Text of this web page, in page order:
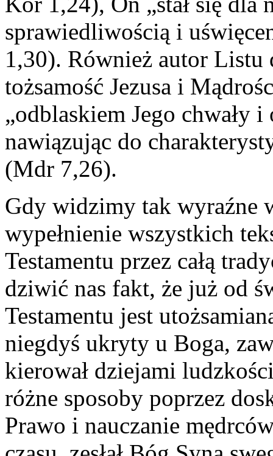
sprawiedliwością i
1,30). Również autor Listu
tożsamość Jezusa i
„odblaskiem Jego chwały
nawiązując do
(Mdr 7,26).
Gdy widzimy tak wyraźne
wypełnienie wszystkich
Testamentu przez całą
dziwić nas fakt, że już od
Testamentu jest
niegdyś ukryty u Boga,
kierował dziejami
różne sposoby poprzez
Prawo i nauczanie